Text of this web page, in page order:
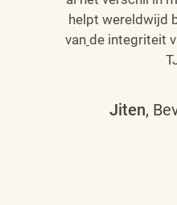
helpt wereldwijd
van de integriteit
Jiten,